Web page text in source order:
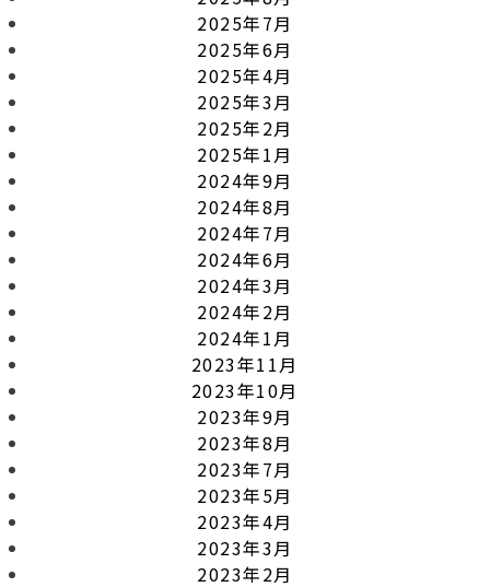
2025年7月
2025年6月
2025年4月
2025年3月
2025年2月
2025年1月
2024年9月
2024年8月
2024年7月
2024年6月
2024年3月
2024年2月
2024年1月
2023年11月
2023年10月
2023年9月
2023年8月
2023年7月
2023年5月
2023年4月
2023年3月
2023年2月